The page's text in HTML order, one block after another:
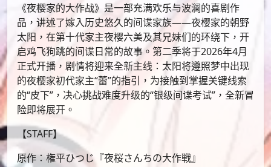
《夜樱家的大作战》是一部充满欢乐与波澜的喜剧作
品，讲述了嫁入历史悠久的间谍家族——夜樱家的朝野
太阳，在第十代家主夜樱六美及其兄妹们的环绕下，开
启鸡飞狗跳的间谍日常的故事。第二季将于2026年4月
正式开播，剧情将迎来全新主线：太阳将遵照梦中出现
的夜樱家初代家主“蕾”的指引，为接触到掌握关键线索
的“皮下”，决心挑战难度升级的“银级间谍考试”，全新冒
险即将展开。
【STAFF】
原作：権平ひつじ『夜桜さんちの大作戦』